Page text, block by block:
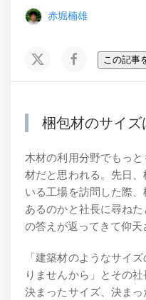
赤堀楠雄
この記事
梱包材のサイズ
木材の利用分野でもっ
材だと思われる。先日
いる工場を訪問した際
あるのかと社長に尋ね
の答えが返ってきて仰天
「建築材のようなサイ
りませんから」とその
決まったサイズ、決ま